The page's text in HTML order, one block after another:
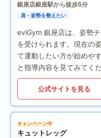
銀座店銀座駅から徒歩5分
肩・姿勢を整えたい
eviGym 銀座店は、姿勢
を受けられます。現在の
て運動したい方が始めや
と指導内容を見てみてくだ
公式サイトを見る
キャンペーン中
キュットレッグ